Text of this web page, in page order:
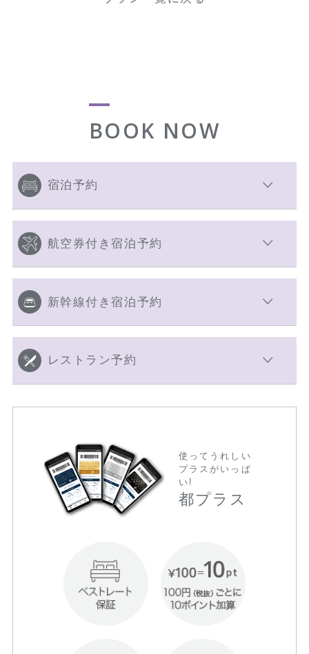
BOOK NOW
宿泊予約
航空券付き宿泊予約
新幹線付き宿泊予約
レストラン予約
使ってうれしい
プラスがいっぱ
い!
都プラス